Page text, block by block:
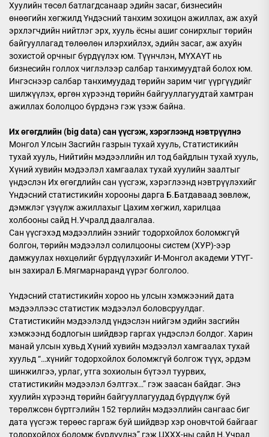
Хуулийн төсөл батлагдсанаар эдийн засаг, бизнесийн
өнөөгийн хөгжилд Үндэсний танхим зохицон ажиллах, аж ахуй
эрхлэгчдийн нийтлэг эрх, хууль ёсны ашиг сонирхлыг төрийн
байгууллагад төлөөлөн илэрхийлэх, эдийн засаг, аж ахуйн
зохистой орчныг бүрдүүлэх юм. Түүнчлэн, МҮХАҮТ нь
бизнесийн голлох чиглэлээр салбар танхимуудтай болох юм.
Ингэснээр салбар танхимуудад төрийн зарим чиг үүргүүдийг
шилжүүлэх, өргөн хүрээнд төрийн байгууллагуудтай хамтран
ажиллах бололцоо бүрдэнэ гэж үзэж байна.
Их өгөгдлийн (big data) сан үүсгэж, хэрэглээнд нэвтрүүлнэ
Монгол Улсын Засгийн газрын тухай хууль, Статистикийн
тухай хууль, Нийтийн мэдээллийн ил тод байдлын тухай хууль,
Хүний хувийн мэдээлэл хамгаалах тухай хуулийн заалтыг
үндэслэн Их өгөгдлийн сан үүсгэж, хэрэглээнд нэвтрүүлэхийг
Үндэсний статистикийн хорооны дарга Б.Батдаваад зөвлөж,
дэмжлэг үзүүлж ажиллахыг Цахим хөгжил, харилцаа
холбооны сайд Н.Учралд даалгалаа.
Сан үүсгэхэд мэдээллийн эзнийг тодорхойлох боломжгүй
болгон, төрийн мэдээлэл солилцооны систем (ХУР)-ээр
дамжуулах нөхцөлийг бүрдүүлэхийг И-Монгол академи УТҮГ-
ын захирал Б.Мягмарнаранд үүрэг болголоо.
Үндэсний статистикийн хороо нь улсын хэмжээний дата
мэдээллээс статистик мэдээлэл боловсруулдаг.
Статистикийн мэдээлэлд үндэслэн нийгэм эдийн засгийн
хэмжээнд бодлогын шийдвэр гаргах үндэслэл болдог. Харин
манай улсын хувьд Хүний хувийн мэдээлэл хамгаалах тухай
хуульд “…хүнийг тодорхойлох боломжгүй болгож түүх, эрдэм
шинжилгээ, урлаг, утга зохиолын бүтээл туурвих,
статистикийн мэдээлэл бэлтгэх…” гэж заасан байдаг. Энэ
хуулийн хүрээнд төрийн байгууллагуудад бүрдүүлж буй
төрөлжсөн бүртгэлийн 152 төрлийн мэдээллийн сангаас биг
дата үүсгэж төрөөс гаргаж буй шийдвэр хэр оновчтой байгааг
тодорхойлох боломж бүрдүүлнэ” гэж ЦХХХ-ны сайд Н.Учрал